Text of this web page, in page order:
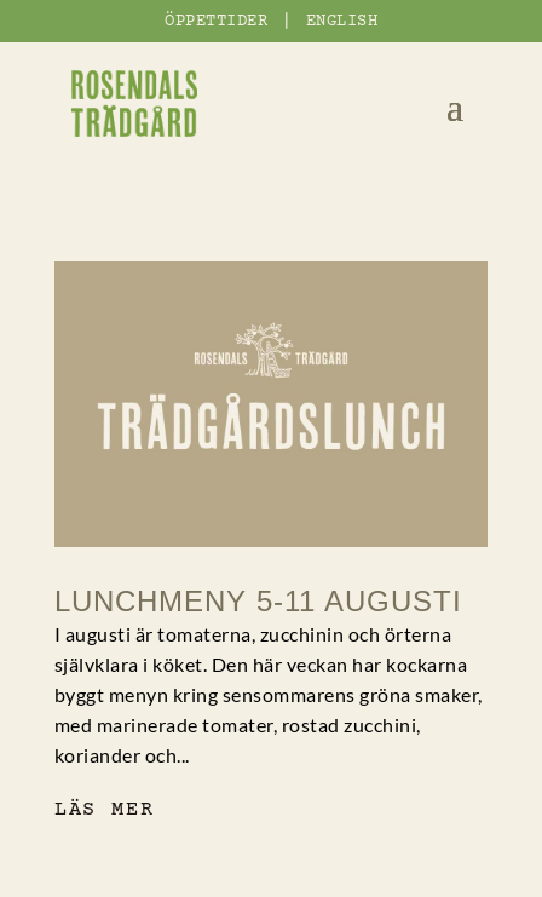
ÖPPETTIDER ENGLISH
LUNCHMENY 5-11 AUGUSTI
I augusti är tomaterna, zucchinin och örterna
självklara i köket. Den här veckan har kockarna
byggt menyn kring sensommarens gröna smaker,
med marinerade tomater, rostad zucchini,
koriander och...
LÄS MER